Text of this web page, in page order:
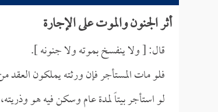
أثر الجنون والموت على الإجارة
قال: [ ولا ينفسخ بموته ولا جنونه ].
فلو مات المستأجر فإن ورثته يملكون
لو استأجر بيتاً لمدة عام وسكن فيه هو